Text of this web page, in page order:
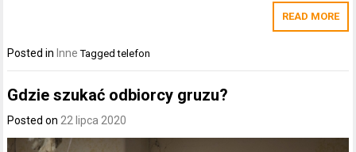
READ MORE
Posted in Inne Taggedtelefon
Gdzie szukać odbiorcy gruzu?
Posted on22 lipca 2020